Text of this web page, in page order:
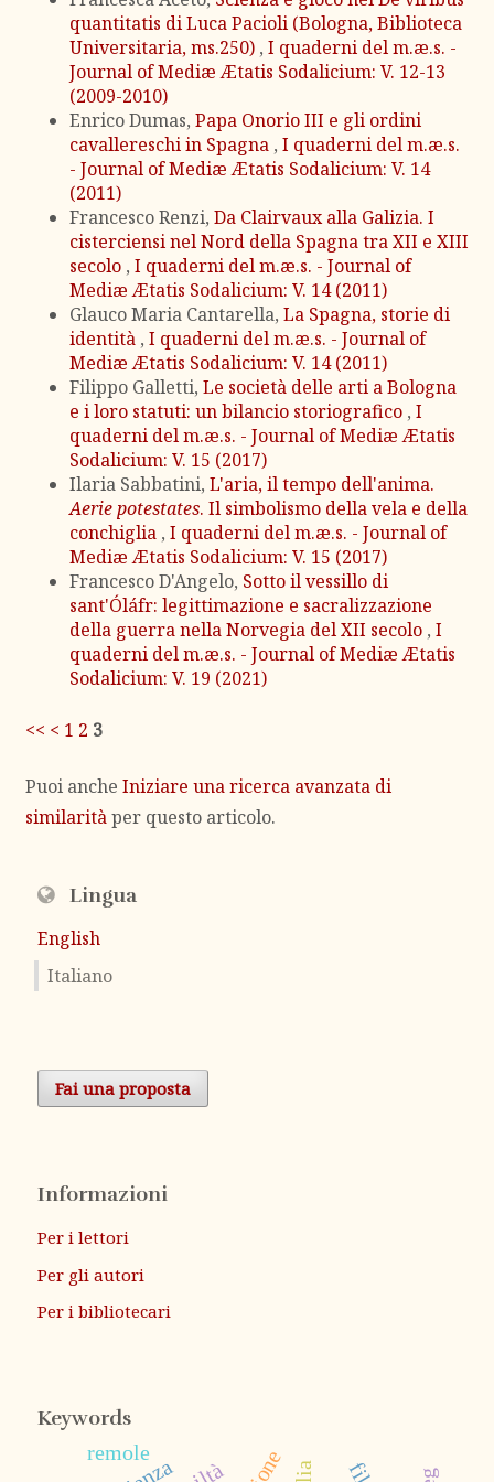
quantitatis di Luca Pacioli (Bologna, Biblioteca
Universitaria, ms.250) , I quaderni del m.æ.s. -
Journal of Mediæ Ætatis Sodalicium: V. 12-13
(2009-2010)
Enrico Dumas, Papa Onorio III e gli ordini
cavallereschi in Spagna , I quaderni del m.æ.s.
- Journal of Mediæ Ætatis Sodalicium: V. 14
(2011)
Francesco Renzi, Da Clairvaux alla Galizia. I
cisterciensi nel Nord della Spagna tra XII e XIII
secolo , I quaderni del m.æ.s. - Journal of
Mediæ Ætatis Sodalicium: V. 14 (2011)
Glauco Maria Cantarella, La Spagna, storie di
identità , I quaderni del m.æ.s. - Journal of
Mediæ Ætatis Sodalicium: V. 14 (2011)
Filippo Galletti, Le società delle arti a Bologna
e i loro statuti: un bilancio storiografico , I
quaderni del m.æ.s. - Journal of Mediæ Ætatis
Sodalicium: V. 15 (2017)
Ilaria Sabbatini, L'aria, il tempo dell'anima.
Aerie potestates. Il simbolismo della vela e della
conchiglia , I quaderni del m.æ.s. - Journal of
Mediæ Ætatis Sodalicium: V. 15 (2017)
Francesco D'Angelo, Sotto il vessillo di
sant'Óláfr: legittimazione e sacralizzazione
della guerra nella Norvegia del XII secolo , I
quaderni del m.æ.s. - Journal of Mediæ Ætatis
Sodalicium: V. 19 (2021)
<< < 1 2 3
Puoi anche Iniziare una ricerca avanzata di
similaritàper questo articolo.
Lingua
English
Italiano
Fai una proposta
Informazioni
Per i lettori
Per gli autori
Per i bibliotecari
Keywords
remole